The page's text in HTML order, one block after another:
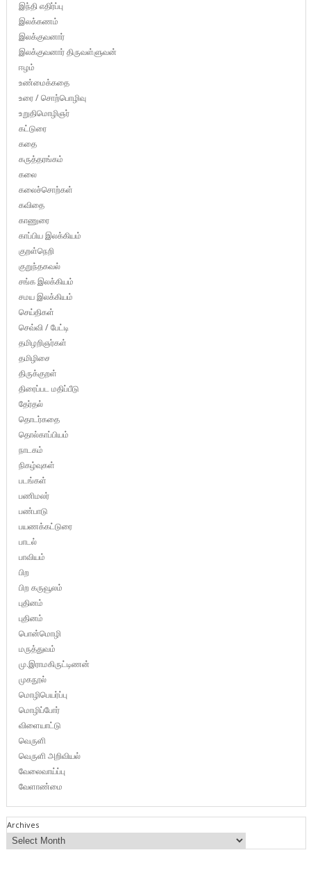
இந்தி எதிர்ப்பு
இலக்கணம்
இலக்குவனார்
இலக்குவனார் திருவள்ளுவன்
ஈழம்
உண்மைக்கதை
உரை / சொற்பொழிவு
உறுதிமொழிஞர்
கட்டுரை
கதை
கருத்தரங்கம்
கலை
கலைச்சொற்கள்
கவிதை
காணுரை
காப்பிய இலக்கியம்
குறள்நெறி
குறுந்தகவல்
சங்க இலக்கியம்
சமய இலக்கியம்
செய்திகள்
செவ்வி / பேட்டி
தமிழறிஞர்கள்
தமிழிசை
திருக்குறள்
திரைப்பட மதிப்பீடு
தேர்தல்
தொடர்கதை
தொல்காப்பியம்
நாடகம்
நிகழ்வுகள்
படங்கள்
பணிமலர்
பண்பாடு
பயணக்கட்டுரை
பாடல்
பாவியம்
பிற
பிற கருவூலம்
புதினம்
புதினம்
பொன்மொழி
மருத்துவம்
மு.இராமகிருட்டிணன்
முகநூல்
மொழிபெயர்ப்பு
மொழிப்போர்
விளையாட்டு
வெருளி
வெருளி அறிவியல்
வேலைவாய்ப்பு
வேளாண்மை
Archives